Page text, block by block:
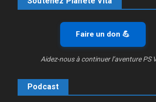
Faire un don 💪
Aidez-nous à continuer l’aventure PS
Podcast